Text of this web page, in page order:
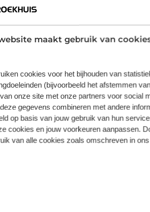
maakt gebruik van
cookies voor het bijhouden van
(bijvoorbeeld het afstemmen
onze site met onze partners voor social
gegevens combineren met andere
op basis van jouw gebruik van hun
cookies en jouw voorkeuren aanpassen.
van alle cookies zoals omschreven in ons
Addict Gravel Disc HMF
geometry / Replaceable
Internal cable routing,
Schijfremmen
aanlevering van de leverancier. Op basis